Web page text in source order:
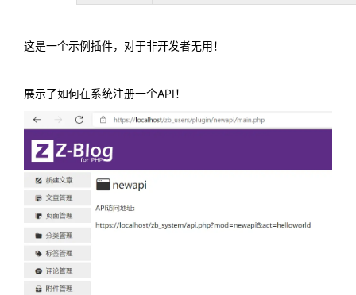
这是一个示例插件，对于非开发者无用！
展示了如何在系统注册一个API！